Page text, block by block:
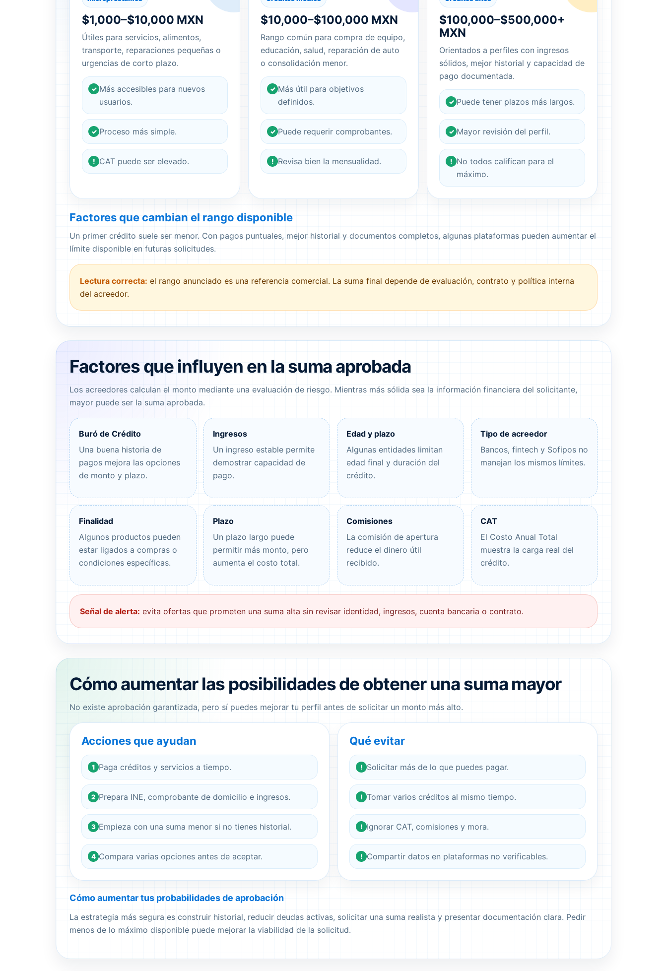
$1,000–$10,000 MXN
Útiles para servicios, alimentos,
transporte, reparaciones pequeñas o
urgencias de corto plazo.
✓ Más accesibles para nuevos
usuarios.
✓ Proceso más simple.
! CAT puede ser elevado.
$10,000–$100,000 MXN
Rango común para compra de equipo,
educación, salud, reparación de auto
o consolidación menor.
✓ Más útil para objetivos
definidos.
✓ Puede requerir comprobantes.
! Revisa bien la mensualidad.
$100,000–$500,000+
MXN
Orientados a perfiles con ingresos
sólidos, mejor historial y capacidad de
pago documentada.
✓ Puede tener plazos más largos.
✓ Mayor revisión del perfil.
!
No todos califican para el
máximo.
Factores que cambian el rango disponible
Un primer crédito suele ser menor. Con pagos puntuales, mejor historial y documentos completos, algunas plataformas pueden aumentar el
límite disponible en futuras solicitudes.
Lectura correcta: el rango anunciado es una referencia comercial. La suma final depende de evaluación, contrato y política interna
del acreedor.
Factores que influyen en la suma aprobada
Los acreedores calculan el monto mediante una evaluación de riesgo. Mientras más sólida sea la información financiera del solicitante,
mayor puede ser la suma aprobada.
Buró de Crédito
Una buena historia de
pagos mejora las opciones
de monto y plazo.
Ingresos
Un ingreso estable permite
demostrar capacidad de
pago.
Edad y plazo
Algunas entidades limitan
edad final y duración del
crédito.
Tipo de acreedor
Bancos, fintech y Sofipos no
manejan los mismos límites.
Finalidad
Algunos productos pueden
estar ligados a compras o
condiciones específicas.
Plazo
Un plazo largo puede
permitir más monto, pero
aumenta el costo total.
Comisiones
La comisión de apertura
reduce el dinero útil
recibido.
CAT
El Costo Anual Total
muestra la carga real del
crédito.
Señal de alerta: evita ofertas que prometen una suma alta sin revisar identidad, ingresos, cuenta bancaria o contrato.
Cómo aumentar las posibilidades de obtener una suma mayor
No existe aprobación garantizada, pero sí puedes mejorar tu perfil antes de solicitar un monto más alto.
Acciones que ayudan
1 Paga créditos y servicios a tiempo.
2 Prepara INE, comprobante de domicilio e ingresos.
3 Empieza con una suma menor si no tienes historial.
4 Compara varias opciones antes de aceptar.
Qué evitar
! Solicitar más de lo que puedes pagar.
! Tomar varios créditos al mismo tiempo.
! Ignorar CAT, comisiones y mora.
! Compartir datos en plataformas no verificables.
Cómo aumentar tus probabilidades de aprobación
La estrategia más segura es construir historial, reducir deudas activas, solicitar una suma realista y presentar documentación clara. Pedir
menos de lo máximo disponible puede mejorar la viabilidad de la solicitud.